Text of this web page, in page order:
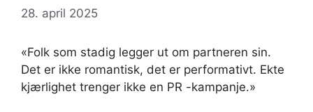
28. april 2025
«Folk som stadig legger ut om partneren sin.
Det er ikke romantisk, det er performativt. Ekte
kjærlighet trenger ikke en PR -kampanje.»